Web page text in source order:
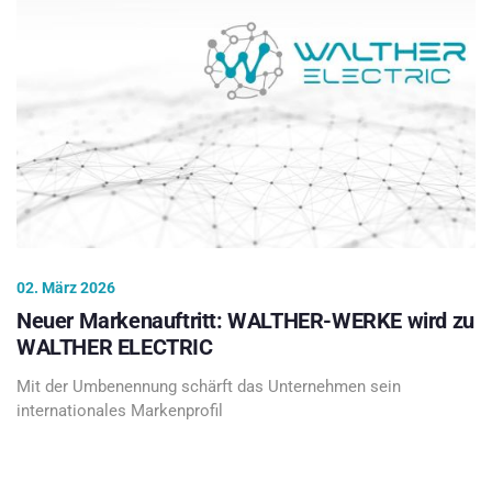
02. März 2026
Neuer Markenauftritt: WALTHER-WERKE wird zu
WALTHER ELECTRIC
Mit der Umbenennung schärft das Unternehmen sein
internationales Markenprofil